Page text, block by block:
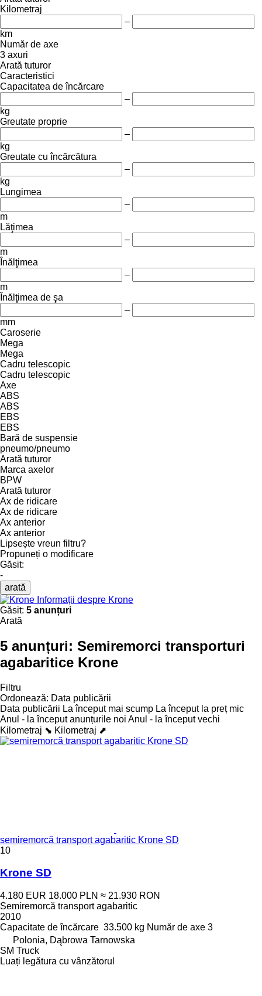
Kilometraj
–
km
Număr de axe
3 axuri
Arată tuturor
Caracteristici
Capacitatea de încărcare
–
kg
Greutate proprie
–
kg
Greutate cu încărcătura
–
kg
Lungimea
–
m
Lăţimea
–
m
Înălţimea
–
m
Înălţimea de şa
–
mm
Caroserie
Mega
Mega
Cadru telescopic
Cadru telescopic
Axe
ABS
ABS
EBS
EBS
Bară de suspensie
pneumo/pneumo
Arată tuturor
Marca axelor
BPW
Arată tuturor
Ax de ridicare
Ax de ridicare
Ax anterior
Ax anterior
Lipsește vreun filtru?
Propuneți o modificare
Găsit:
-
arată
Informații despre Krone
Găsit: 5 anunțuri
Arată
5 anunțuri: Semiremorci transporturi
agabaritice Krone
Filtru
Ordonează: Data publicării
Data publicării La început mai scump La început la preț mic
Anul - la început anunțurile noi Anul - la început vechi
Kilometraj ⬊ Kilometraj ⬈
semiremorcă transport agabaritic Krone SD
10
Krone SD
4.180 EUR 18.000 PLN ≈ 21.930 RON
Semiremorcă transport agabaritic
2010
Capacitate de încărcare 33.500 kg Număr de axe 3
Polonia, Dąbrowa Tarnowska
SM Truck
Luați legătura cu vânzătorul